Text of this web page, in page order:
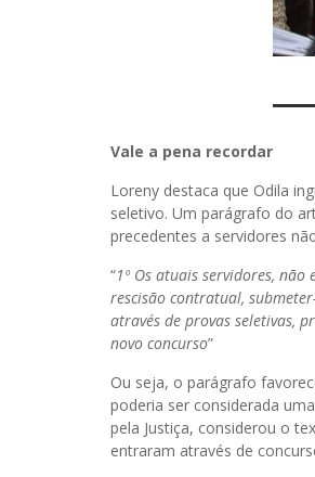
Vale a pena recordar
Loreny destaca que Odila
seletivo. Um parágrafo do
precedentes a servidores
“1º Os atuais servidores, não
rescisão contratual,
através de provas seletivas,
novo concurso”
Ou seja, o parágrafo
poderia ser considerada
pela Justiça, considerou o
entraram através de